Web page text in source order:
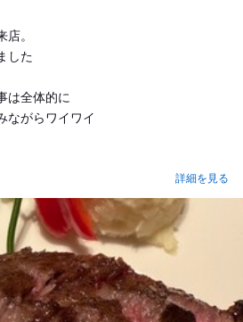
。
した
は全体的に
ながらワイワイ
詳細を見る